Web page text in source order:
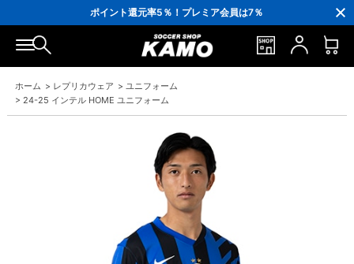
ポイント還元率5％！プレミア会員は7％
会員の方にはお誕生月に「10％OFFクーポン」プレゼント！
16,000円(税込)以上でシューズケースプレゼント！
3,300円(税込)以上で送料無料！
ホーム > レプリカウェア > ユニフォーム
> 24-25 インテル HOME ユニフォーム